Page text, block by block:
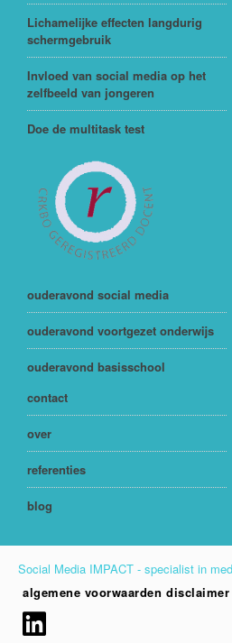
Lichamelijke effecten langdurig
schermgebruik
Invloed van social media op het
zelfbeeld van jongeren
Doe de multitask test
ouderavond social media
ouderavond voortgezet onderwijs
ouderavond basisschool
contact
over
referenties
blog
Social Media IMPACT - specialist in
algemene voorwaarden disclaimer